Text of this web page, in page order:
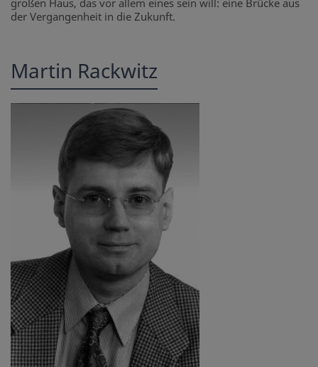
großen Haus, das vor allem eines sein will: eine Brücke aus
der Vergangenheit in die Zukunft.
Martin Rackwitz